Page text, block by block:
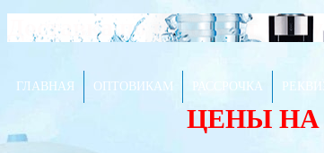
Доставка по городу от 80
ГЛАВНАЯ ОПТОВИКАМ РАССРОЧКА
ЦЕНЫ НА